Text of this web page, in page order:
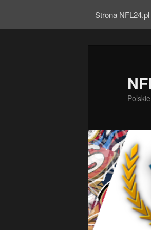
Strona